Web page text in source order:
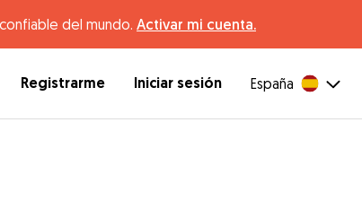
del mundo. Activar mi cuenta.
Registrarme Iniciar sesión España